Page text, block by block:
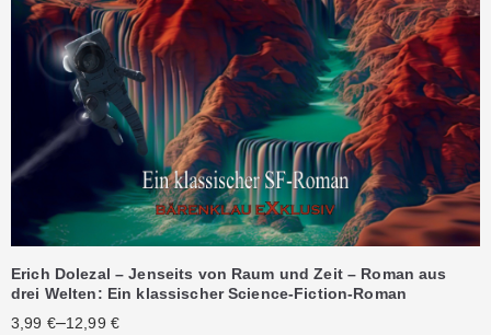
Erich Dolezal – Jenseits von Raum und Zeit – Roman aus
drei Welten: Ein klassischer Science-Fiction-Roman
3,99 €–12,99 €